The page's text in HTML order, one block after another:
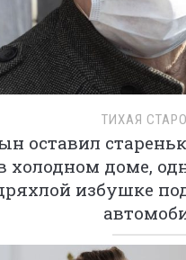
ТИХАЯ
оставил
холодном доме,
избушке